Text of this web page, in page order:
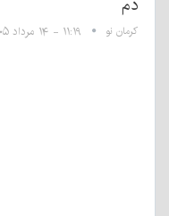
دم
کرمان نو ۱۱:۱۹ - ۱۴ مرداد ۱۴۰۵